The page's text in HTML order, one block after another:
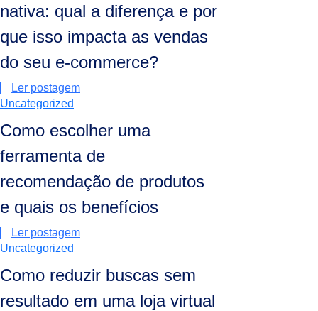
nativa: qual a diferença e por
que isso impacta as vendas
do seu e-commerce?
Ler postagem
Uncategorized
Como escolher uma
ferramenta de
recomendação de produtos
e quais os benefícios
Ler postagem
Uncategorized
Como reduzir buscas sem
resultado em uma loja virtual